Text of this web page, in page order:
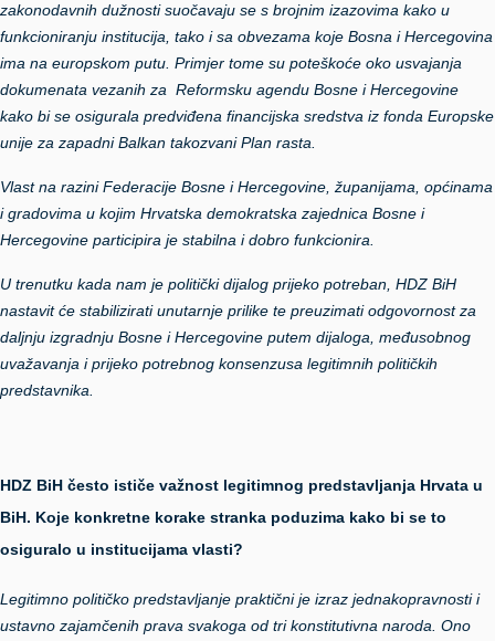
zakonodavnih dužnosti suočavaju se s brojnim izazovima kako u
funkcioniranju institucija, tako i sa obvezama koje Bosna i Hercegovina
ima na europskom putu. Primjer tome su poteškoće oko usvajanja
dokumenata vezanih za Reformsku agendu Bosne i Hercegovine
kako bi se osigurala predviđena financijska sredstva iz fonda Europske
unije za zapadni Balkan takozvani Plan rasta.
Vlast na razini Federacije Bosne i Hercegovine, županijama, općinama
i gradovima u kojim Hrvatska demokratska zajednica Bosne i
Hercegovine participira je stabilna i dobro funkcionira.
U trenutku kada nam je politički dijalog prijeko potreban, HDZ BiH
nastavit će stabilizirati unutarnje prilike te preuzimati odgovornost za
daljnju izgradnju Bosne i Hercegovine putem dijaloga, međusobnog
uvažavanja i prijeko potrebnog konsenzusa legitimnih političkih
predstavnika.
HDZ BiH često ističe važnost legitimnog predstavljanja Hrvata u
BiH. Koje konkretne korake stranka poduzima kako bi se to
osiguralo u institucijama vlasti?
Legitimno političko predstavljanje praktični je izraz jednakopravnosti i
ustavno zajamčenih prava svakoga od tri konstitutivna naroda. Ono